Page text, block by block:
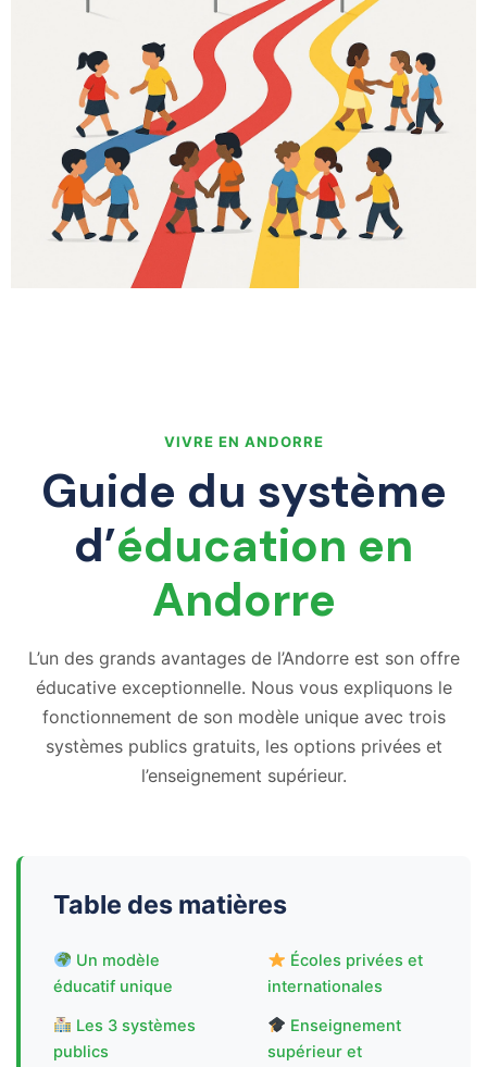
VIVRE EN ANDORRE
Guide du système
d’éducation en
Andorre
L’un des grands avantages de l’Andorre est son offre
éducative exceptionnelle. Nous vous expliquons le
fonctionnement de son modèle unique avec trois
systèmes publics gratuits, les options privées et
l’enseignement supérieur.
Table des matières
Un modèle
éducatif unique
Les 3 systèmes
publics
Écoles privées et
internationales
Enseignement
supérieur et